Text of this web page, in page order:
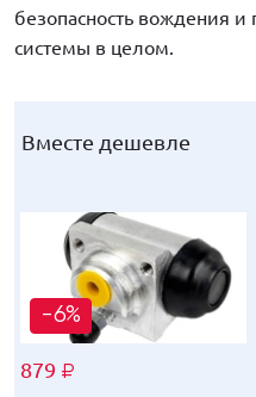
безопасность вождения
системы в целом.
Вместе дешевле
-6%
879 ₽
Вместе дешевле
-6%
879 ₽
Вместе дешевле
-6%
879 ₽
Вместе дешевле
-6%
879 ₽
Вместе дешевле
-6%
879 ₽